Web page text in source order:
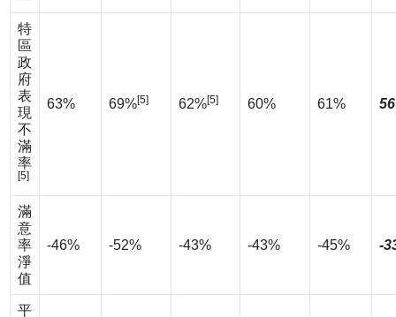
特
區
政
府
表
現
不
滿
率
[5]
63% 69%[5] 62%[5] 60% 61%
滿
意
率
淨
值
-46% -52% -43% -43% -45% -
平